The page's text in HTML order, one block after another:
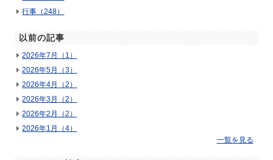
行事（248）
以前の記事
2026年7月（1）
2026年5月（3）
2026年4月（2）
2026年3月（2）
2026年2月（2）
2026年1月（4）
一覧を見る